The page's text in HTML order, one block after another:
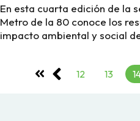
En esta cuarta edición de la
Metro de la 80 conoce los
impacto ambiental y social
12 13